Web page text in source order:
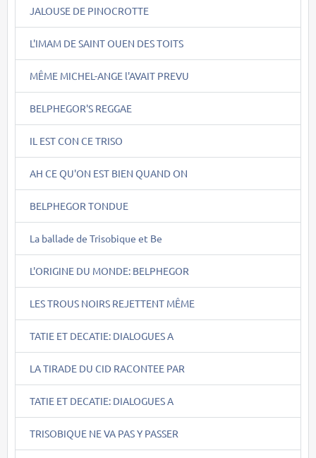
JALOUSE DE PINOCROTTE
L'IMAM DE SAINT OUEN DES TOITS
MÊME MICHEL-ANGE l'AVAIT PREVU
BELPHEGOR'S REGGAE
IL EST CON CE TRISO
AH CE QU'ON EST BIEN QUAND ON
BELPHEGOR TONDUE
La ballade de Trisobique et Be
L'ORIGINE DU MONDE: BELPHEGOR
LES TROUS NOIRS REJETTENT MÊME
TATIE ET DECATIE: DIALOGUES A
LA TIRADE DU CID RACONTEE PAR
TATIE ET DECATIE: DIALOGUES A
TRISOBIQUE NE VA PAS Y PASSER